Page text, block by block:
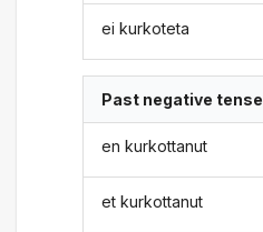
ei kurkoteta
Past negative tense
en kurkottanut
et kurkottanut